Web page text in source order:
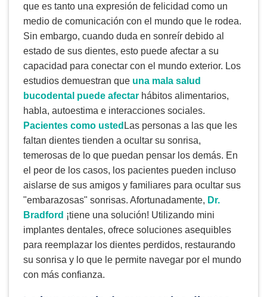
que es tanto una expresión de felicidad como un
medio de comunicación con el mundo que le rodea.
Sin embargo, cuando duda en sonreír debido al
estado de sus dientes, esto puede afectar a su
capacidad para conectar con el mundo exterior. Los
estudios demuestran que una mala salud
bucodental puede afectar hábitos alimentarios,
habla, autoestima e interacciones sociales.
Pacientes como usted Las personas a las que les
faltan dientes tienden a ocultar su sonrisa,
temerosas de lo que puedan pensar los demás. En
el peor de los casos, los pacientes pueden incluso
aislarse de sus amigos y familiares para ocultar sus
"embarazosas" sonrisas. Afortunadamente, Dr.
Bradford ¡tiene una solución! Utilizando mini
implantes dentales, ofrece soluciones asequibles
para reemplazar los dientes perdidos, restaurando
su sonrisa y lo que le permite navegar por el mundo
con más confianza.